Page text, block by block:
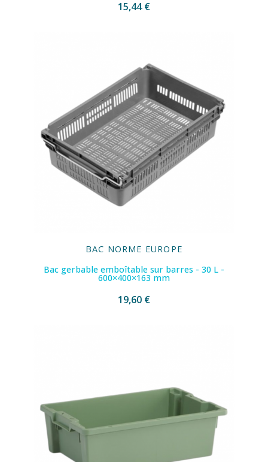
15,44 €
BAC NORME EUROPE
Bac gerbable emboîtable sur barres - 30 L -
600×400×163 mm
19,60 €